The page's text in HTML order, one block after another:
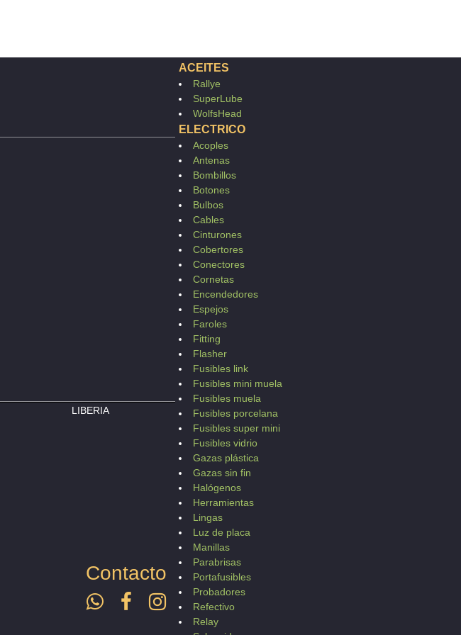
ACEITES
Rallye
SuperLube
WolfsHead
ELECTRICO
Acoples
Antenas
Bombillos
Botones
Bulbos
Cables
Cinturones
Cobertores
Conectores
Cornetas
Encendedores
Espejos
Faroles
Fitting
Flasher
Fusibles link
Fusibles mini muela
Fusibles muela
Fusibles porcelana
Fusibles super mini
Fusibles vidrio
Gazas plástica
Gazas sin fin
Halógenos
Herramientas
Lingas
Luz de placa
Manillas
Parabrisas
Portafusibles
Probadores
Refectivo
Relay
LIBERIA
Contacto